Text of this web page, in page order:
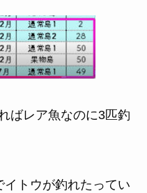
ばレア魚なのに3匹釣
イトウが釣れたってい